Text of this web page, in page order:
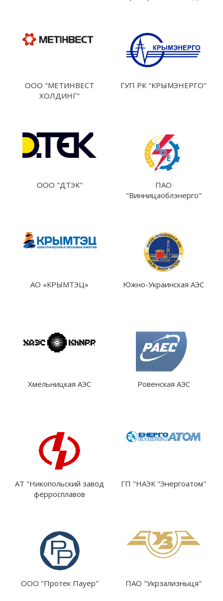
ООО "МЕТИНВЕСТ
ХОЛДИНГ"
ГУП РК "КРЫМЭНЕРГО"
ООО "ДТЭК"
ПАО
"Винницаоблэнерго"
АО «КРЫМТЭЦ» Южно-Украинская АЭС
Хмельницкая АЭС Ровенская АЭС
АТ "Никопольский завод
ферросплавов
ГП "НАЭК "Энергоатом"
ООО "Протек Пауер" ПАО "Укрзализныця"